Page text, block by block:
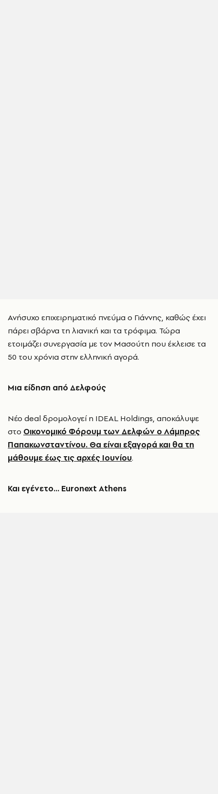
Ανήσυχο επιχειρηματικό πνεύμα ο Γιάννης, καθώς έχει
πάρει σβάρνα τη λιανική και τα τρόφιμα. Τώρα
ετοιμάζει συνεργασία με τον Μασούτη που έκλεισε τα
50 του χρόνια στην ελληνική αγορά.
Μια είδηση από Δελφούς
Νέο deal δρομολογεί η IDEAL Holdings, αποκάλυψε
στο Οικονομικό Φόρουμ των Δελφών ο Λάμπρος
Παπακωνσταντίνου. Θα είναι εξαγορά και θα τη
μάθουμε έως τις αρχές Ιουνίου.
Και εγένετο... Euronext Athens